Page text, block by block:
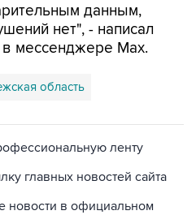
данным,
нет", - написал
мессенджере Max.
область
ленту
главных новостей сайта
новости в официальном